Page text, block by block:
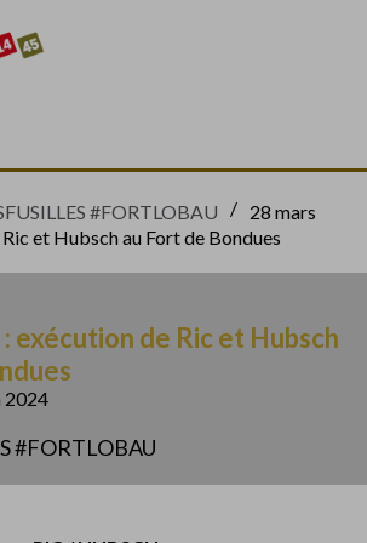
content
content
#FORTLOBAU
28 mars
et Hubsch au Fort de Bondues
exécution de Ric et Hubsch
2024
#FORTLOBAU